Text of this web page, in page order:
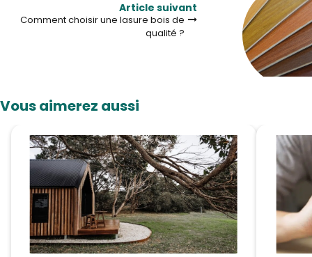
Article suivant
Comment choisir une lasure bois de
qualité ?
Vous aimerez aussi